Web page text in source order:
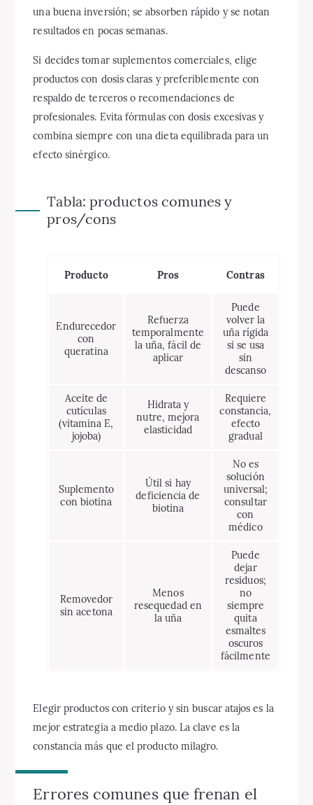
una buena inversión; se absorben rápido y se notan
resultados en pocas semanas.
Si decides tomar suplementos comerciales, elige
productos con dosis claras y preferiblemente con
respaldo de terceros o recomendaciones de
profesionales. Evita fórmulas con dosis excesivas y
combina siempre con una dieta equilibrada para un
efecto sinérgico.
Tabla: productos comunes y
pros/cons
Producto Pros Contras
Endurecedor
con
queratina
Refuerza
temporalmente
la uña, fácil de
aplicar
Puede
volver la
uña rígida
si se usa
sin
descanso
Aceite de
cutículas
(vitamina E,
jojoba)
Hidrata y
nutre, mejora
elasticidad
Requiere
constancia,
efecto
gradual
Suplemento
con biotina
Útil si hay
deficiencia de
biotina
No es
solución
universal;
consultar
con
médico
Removedor
sin acetona
Menos
resequedad en
la uña
Puede
dejar
residuos;
no
siempre
quita
esmaltes
oscuros
fácilmente
Elegir productos con criterio y sin buscar atajos es la
mejor estrategia a medio plazo. La clave es la
constancia más que el producto milagro.
Errores comunes que frenan el